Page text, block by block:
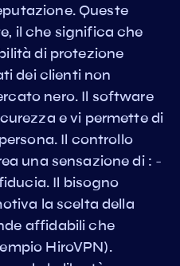
Queste
il che significa che
di protezione
dei clienti non
nero. Il software
e vi permette di
Il controllo
una sensazione di : -
Il bisogno
la scelta della
affidabili che
HiroVPN).